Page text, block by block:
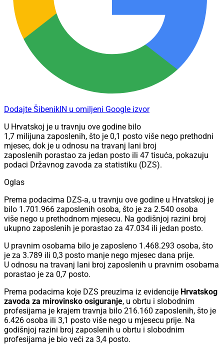
Dodajte ŠibenikIN u omiljeni Google izvor
U Hrvatskoj je u travnju ove godine bilo
1,7 milijuna zaposlenih, što je 0,1 posto više nego prethodni
mjesec, dok je u odnosu na travanj lani broj
zaposlenih porastao za jedan posto ili 47 tisuća, pokazuju
podaci Državnog zavoda za statistiku (DZS).
Oglas
Prema podacima DZS-a, u travnju ove godine u Hrvatskoj je
bilo 1.701.966 zaposlenih osoba, što je za 2.540 osoba
više nego u prethodnom mjesecu. Na godišnjoj razini broj
ukupno zaposlenih je porastao za 47.034 ili jedan posto.
U pravnim osobama bilo je zaposleno 1.468.293 osoba, što
je za 3.789 ili 0,3 posto manje nego mjesec dana prije.
U odnosu na travanj lani broj zaposlenih u pravnim osobama
porastao je za 0,7 posto.
Prema podacima koje DZS preuzima iz evidencije Hrvatskog
zavoda za mirovinsko osiguranje, u obrtu i slobodnim
profesijama je krajem travnja bilo 216.160 zaposlenih, što je
6.426 osoba ili 3,1 posto više nego u mjesecu prije. Na
godišnjoj razini broj zaposlenih u obrtu i slobodnim
profesijama je bio veći za 3,4 posto.